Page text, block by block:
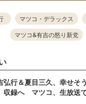
マツコ・デラックス
マツコ&有吉の怒り新党
弘行＆夏目三久、幸せそ
収録へ マツコ、生放送